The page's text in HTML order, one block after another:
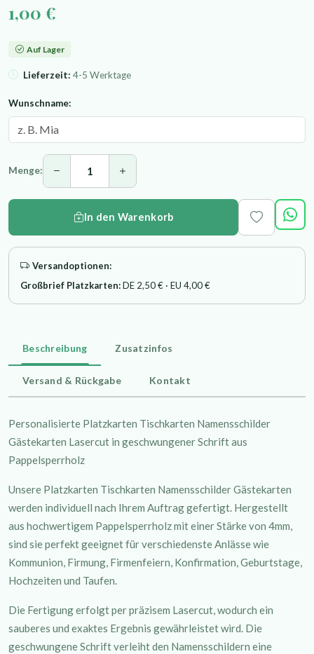
1,00 €
Auf Lager
Lieferzeit: 4-5 Werktage
Wunschname:
Menge:
In den Warenkorb
Versandoptionen:
Großbrief Platzkarten:DE 2,50 € · EU 4,00 €
Beschreibung Zusatzinfos
Versand & Rückgabe Kontakt
Personalisierte Platzkarten Tischkarten Namensschilder
Gästekarten Lasercut in geschwungener Schrift aus
Pappelsperrholz
Unsere Platzkarten Tischkarten Namensschilder Gästekarten
werden individuell nach Ihrem Auftrag gefertigt. Hergestellt
aus hochwertigem Pappelsperrholz mit einer Stärke von 4mm,
sind sie perfekt geeignet für verschiedenste Anlässe wie
Kommunion, Firmung, Firmenfeiern, Konfirmation, Geburtstage,
Hochzeiten und Taufen.
Die Fertigung erfolgt per präzisem Lasercut, wodurch ein
sauberes und exaktes Ergebnis gewährleistet wird. Die
geschwungene Schrift verleiht den Namensschildern eine